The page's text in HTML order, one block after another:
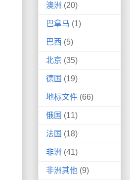
澳洲 (20)
巴拿马 (1)
巴西 (5)
北京 (35)
德国 (19)
地标文件 (66)
俄国 (11)
法国 (18)
非洲 (41)
非洲其他 (9)